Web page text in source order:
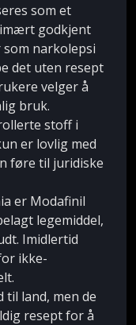
som et
godkjent
narkolepsi
det uten resept
velger å
bruk.
stoff i
er lovlig med
føre til juridiske
er Modafinil
legemiddel,
Imidlertid
ikke-
til land, men de
resept for å